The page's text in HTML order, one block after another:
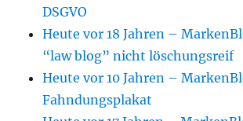
DSGVO
Heute vor 18 Jahren –
“law blog” nicht löschungsreif
Heute vor 10 Jahren –
Fahndungsplakat